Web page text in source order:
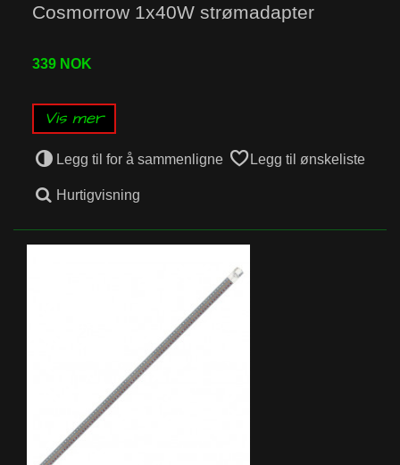
Cosmorrow 1x40W strømadapter
339 NOK
Vis mer
Legg til for å sammenligne Legg til ønskeliste
Hurtigvisning